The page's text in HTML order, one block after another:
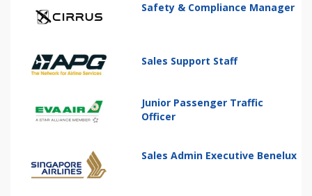
Safety & Compliance Manager
Sales Support Staff
Junior Passenger Traffic
Officer
Sales Admin Executive Benelux